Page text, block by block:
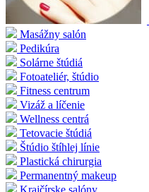
Masážny salón
Pedikúra
Solárne štúdiá
Fotoateliér, štúdio
Fitness centrum
Vizáž a líčenie
Wellness centrá
Tetovacie štúdiá
Štúdio štíhlej línie
Plastická chirurgia
Permanentný makeup